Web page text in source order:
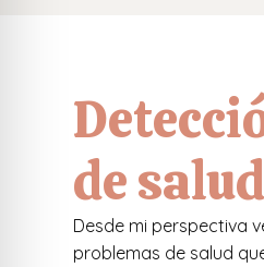
de
Desde mi perspectiva
problemas de salud